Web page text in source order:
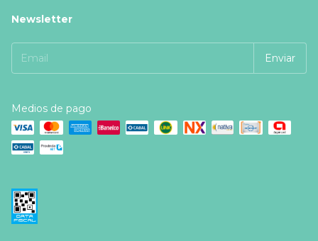
Newsletter
Medios de pago